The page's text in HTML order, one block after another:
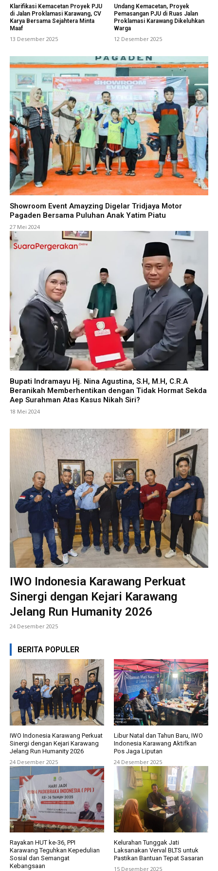
Klarifikasi Kemacetan Proyek PJU
di Jalan Proklamasi Karawang, CV
Karya Bersama Sejahtera Minta
Maaf
13 Desember 2025
Undang Kemacetan, Proyek
Pemasangan PJU di Ruas Jalan
Proklamasi Karawang Dikeluhkan
Warga
12 Desember 2025
Showroom Event Amayzing Digelar Tridjaya Motor
Pagaden Bersama Puluhan Anak Yatim Piatu
27 Mei 2024
Bupati Indramayu Hj. Nina Agustina, S.H, M.H, C.R.A
Beranikah Memberhentikan dengan Tidak Hormat Sekda
Aep Surahman Atas Kasus Nikah Siri?
18 Mei 2024
IWO Indonesia Karawang Perkuat
Sinergi dengan Kejari Karawang
Jelang Run Humanity 2026
24 Desember 2025
BERITA POPULER
IWO Indonesia Karawang Perkuat
Sinergi dengan Kejari Karawang
Jelang Run Humanity 2026
24 Desember 2025
Libur Natal dan Tahun Baru, IWO
Indonesia Karawang Aktifkan
Pos Jaga Liputan
24 Desember 2025
Rayakan HUT ke-36, PPI
Karawang Teguhkan Kepedulian
Sosial dan Semangat
Kebangsaan
Kelurahan Tunggak Jati
Laksanakan Verval BLTS untuk
Pastikan Bantuan Tepat Sasaran
15 Desember 2025